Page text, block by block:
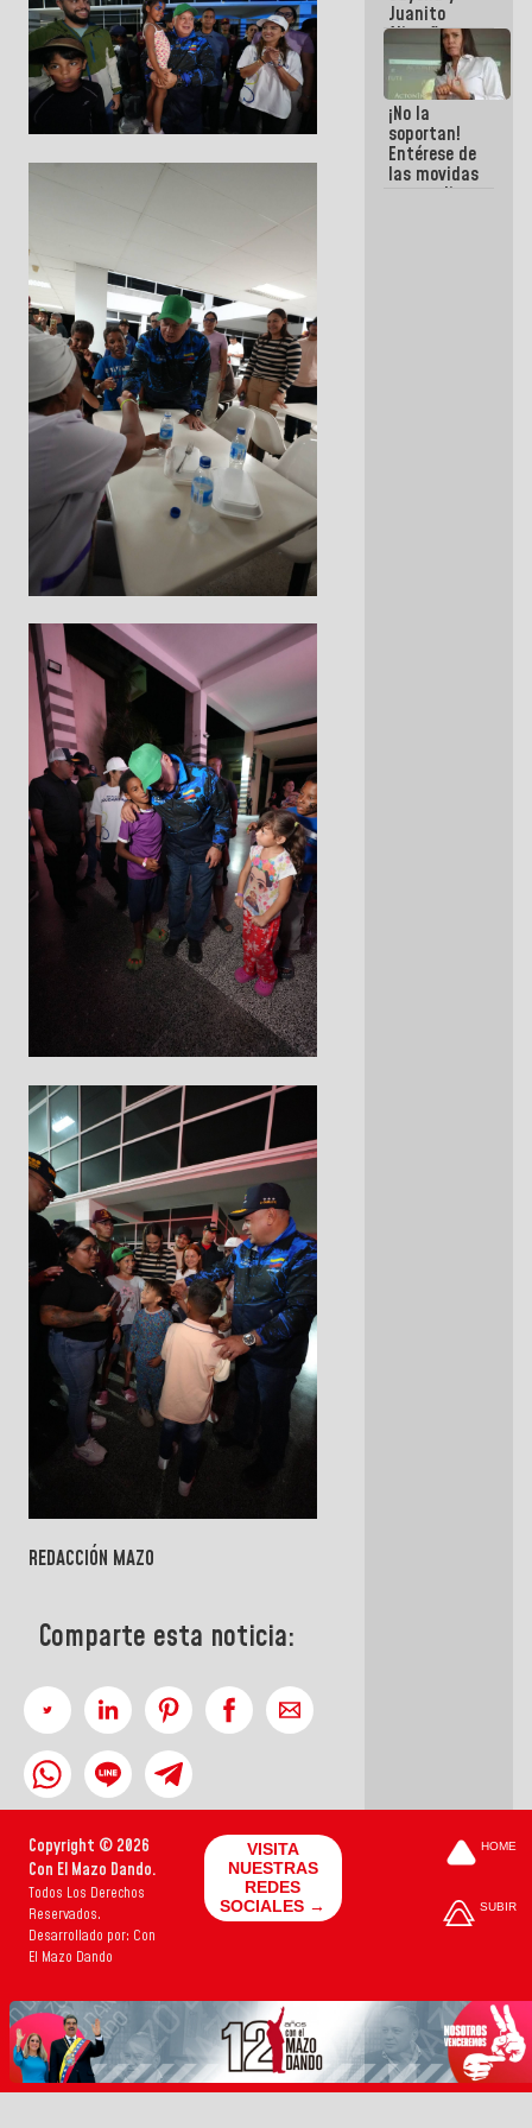
REDACCIÓN MAZO
Comparte esta noticia:
Juanito
Alimaña son
harina del
mismo
costal
¡No la
soportan!
Entérese de
las movidas
que realizan
Copyright © 2026
Con El Mazo Dando.
Todos Los Derechos
Reservados.
Desarrollado por: Con
El Mazo Dando
VISITA
NUESTRAS
REDES
SOCIALES →
HOME
SUBIR